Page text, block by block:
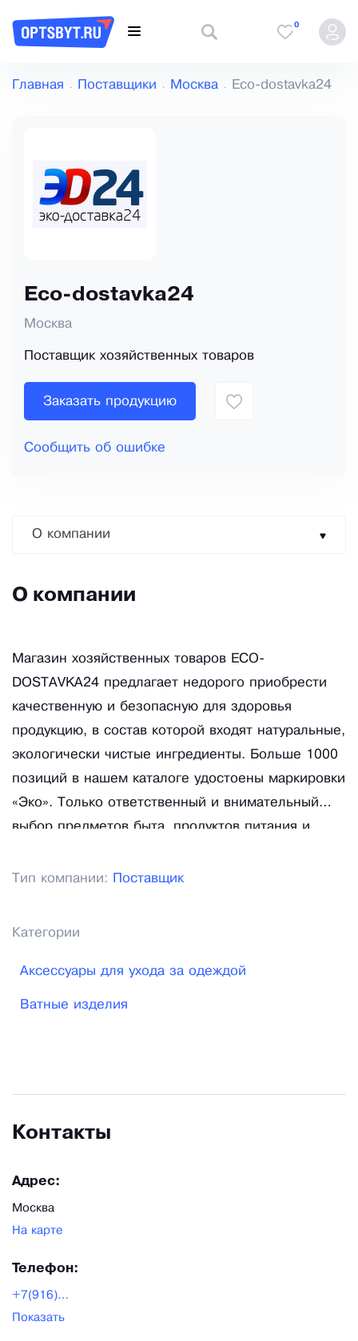
0
Главная Поставщики Москва Eco-dostavka24
Eco-dostavka24
Москва
Поставщик хозяйственных товаров
Заказать продукцию
Сообщить об ошибке
О компании
О компании
Магазин хозяйственных товаров ECO-
DOSTAVKA24 предлагает недорого приобрести
качественную и безопасную для здоровья
продукцию, в состав которой входят натуральные,
экологически чистые ингредиенты. Больше 1000
позиций в нашем каталоге удостоены маркировки
«Эко». Только ответственный и внимательный
выбор предметов быта, продуктов питания и
благоприятные условия для долгой, полноценной
Тип компании: Поставщик
Категории
Аксессуары для ухода за одеждой
Ватные изделия
Контакты
Адрес:
Москва
На карте
Телефон:
+7(916)137-64-44
Показать